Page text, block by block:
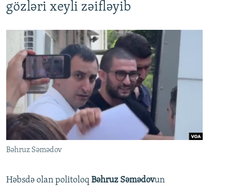
gözləri xeyli zəifləyib
Bəhruz Səmədov
Həbsdə olan politoloq Bəhruz Səmədovun